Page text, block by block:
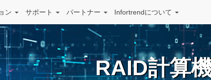
ン サポート パートナー Infortrendについて
RAID計算